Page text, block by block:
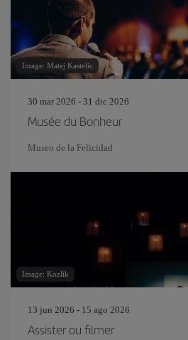
Image: Matej Kastelic
30 mar 2026 - 31 dic 2026
Musée du Bonheur
Museo de la Felicidad
Image: Kozlik
13 jun 2026 - 15 ago 2026
Assister ou filmer